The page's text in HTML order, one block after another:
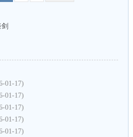
01-17)
01-17)
01-17)
01-17)
01-17)